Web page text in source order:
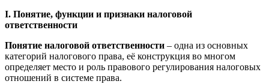
I. Понятие, функции и признаки налоговой
ответственности
Понятие налоговой ответственности – одна из основных
категорий налогового права, её конструкция во многом
определяет место и роль правового регулирования налоговых
отношений в системе права.